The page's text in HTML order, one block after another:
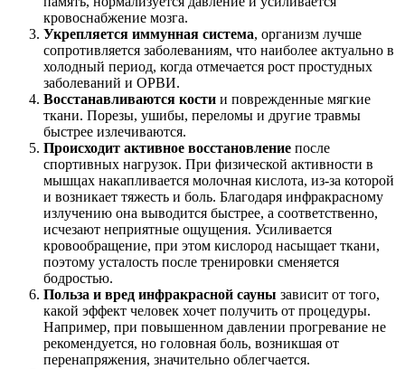
кровоснабжение мозга.
Укрепляется иммунная система, организм лучше
сопротивляется заболеваниям, что наиболее актуально в
холодный период, когда отмечается рост простудных
заболеваний и ОРВИ.
Восстанавливаются кости и поврежденные мягкие
ткани. Порезы, ушибы, переломы и другие травмы
быстрее излечиваются.
Происходит активное восстановление после
спортивных нагрузок. При физической активности в
мышцах накапливается молочная кислота, из-за которой
и возникает тяжесть и боль. Благодаря инфракрасному
излучению она выводится быстрее, а соответственно,
исчезают неприятные ощущения. Усиливается
кровообращение, при этом кислород насыщает ткани,
поэтому усталость после тренировки сменяется
бодростью.
Польза и вред инфракрасной сауны зависит от того,
какой эффект человек хочет получить от процедуры.
Например, при повышенном давлении прогревание не
рекомендуется, но головная боль, возникшая от
перенапряжения, значительно облегчается.